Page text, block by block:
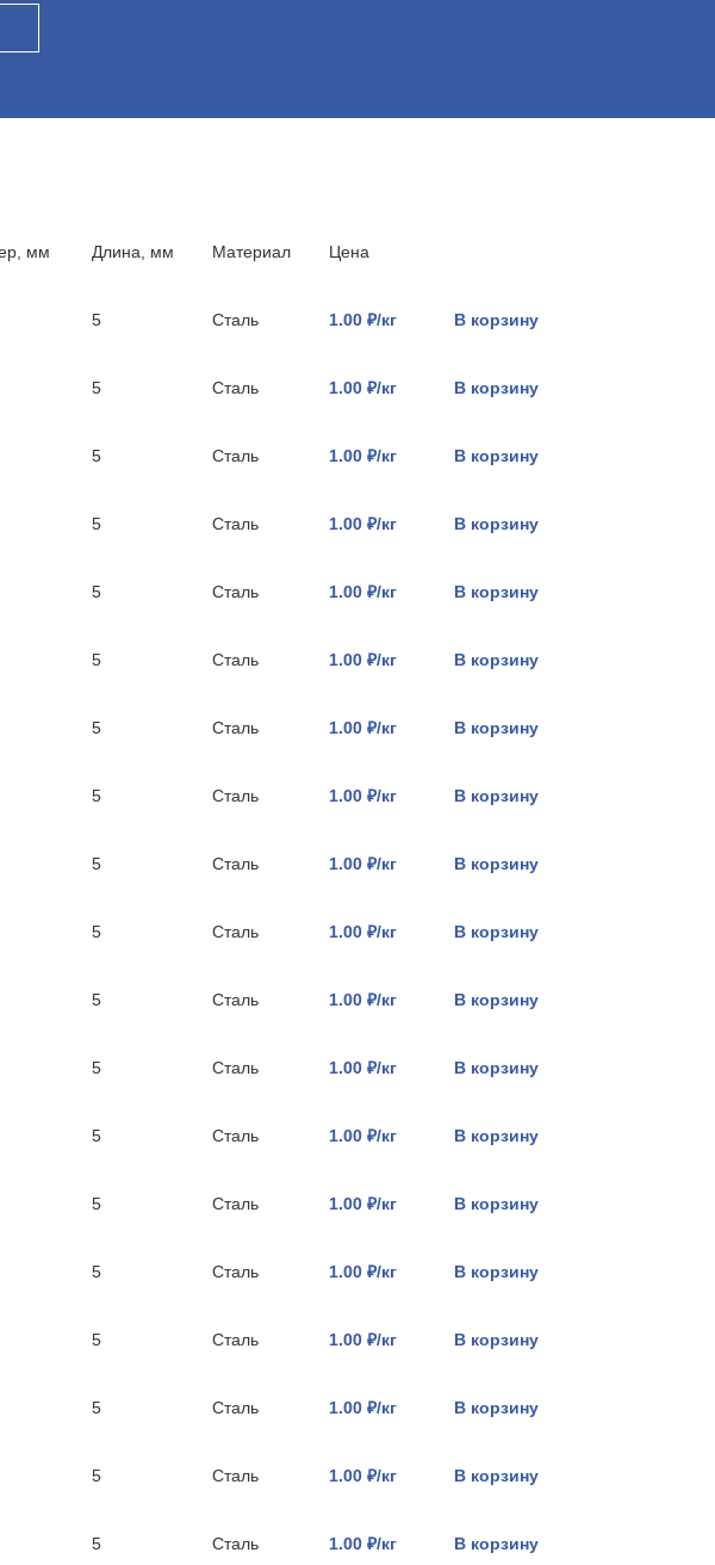
мм Длина, мм Материал Цена
5 Сталь 1.00 ₽/кг В корзину
5 Сталь 1.00 ₽/кг В корзину
5 Сталь 1.00 ₽/кг В корзину
5 Сталь 1.00 ₽/кг В корзину
5 Сталь 1.00 ₽/кг В корзину
5 Сталь 1.00 ₽/кг В корзину
5 Сталь 1.00 ₽/кг В корзину
5 Сталь 1.00 ₽/кг В корзину
5 Сталь 1.00 ₽/кг В корзину
5 Сталь 1.00 ₽/кг В корзину
5 Сталь 1.00 ₽/кг В корзину
5 Сталь 1.00 ₽/кг В корзину
5 Сталь 1.00 ₽/кг В корзину
5 Сталь 1.00 ₽/кг В корзину
5 Сталь 1.00 ₽/кг В корзину
5 Сталь 1.00 ₽/кг В корзину
5 Сталь 1.00 ₽/кг В корзину
5 Сталь 1.00 ₽/кг В корзину
5 Сталь 1.00 ₽/кг В корзину